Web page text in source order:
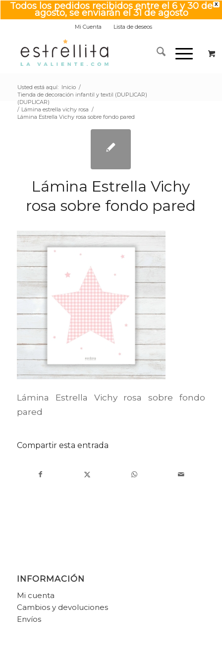
X
Todos los pedidos recibidos entre el 6 y 30 de
agosto, se enviarán el 31 de agosto
Mi Cuenta Lista de deseos
Usted está aquí: Inicio /
Tienda de decoración infantil y textil (DUPLICAR)
(DUPLICAR)
/ Lámina estrella vichy rosa /
Lámina Estrella Vichy rosa sobre fondo pared
Lámina Estrella Vichy
rosa sobre fondo pared
Lámina Estrella Vichy rosa sobre fondo
pared
Compartir esta entrada
INFORMACIÓN
Mi cuenta
Cambios y devoluciones
Envíos